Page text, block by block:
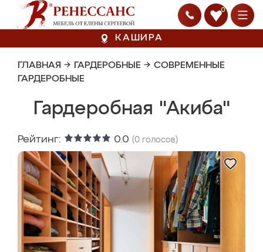
0
КАШИРА
ГЛАВНАЯ → ГАРДЕРОБНЫЕ → СОВРЕМЕННЫЕ
ГАРДЕРОБНЫЕ
Гардеробная "Акиба"
Рейтинг: 0.0 (0 голосов)